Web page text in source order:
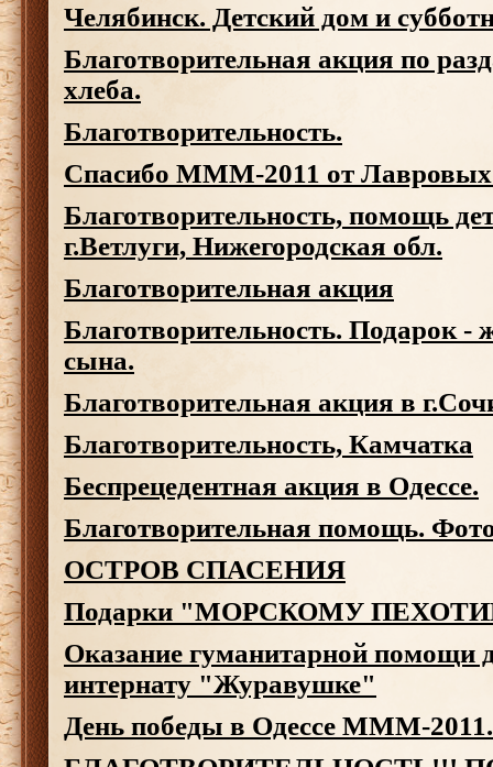
Челябинск. Детский дом и
Благотворительная акция по
хлеба.
Благотворительность.
Спасибо МММ-2011 от
Благотворительность, помощь
г.Ветлуги, Нижегородская обл.
Благотворительная акция
Благотворительность. Подарок -
сына.
Благотворительная акция в
Благотворительность, Камчатка
Беспрецедентная акция в Одессе.
Благотворительная помощь.
ОСТРОВ СПАСЕНИЯ
Подарки "МОРСКОМУ
Оказание гуманитарной помощи
интернату "Журавушке"
День победы в Одессе МММ-2011.